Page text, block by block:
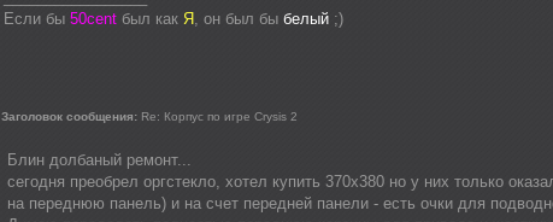
Если бы 50cent был как Я , он был бы белый ;)
Заголовок сообщения: Re: Корпус по игре Crysis 2
Блин долбаный ремонт...
сегодня преобрел оргстекло, хотел купить 370х380 но у них только
на переднюю панель) и на счет передней панели - есть очки для